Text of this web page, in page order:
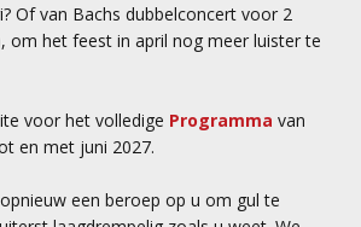
Of van Bachs dubbelconcert voor 2
om het feest in april nog meer luister te
voor het volledige Programma van
en met juni 2027.
een beroep op u om gul te